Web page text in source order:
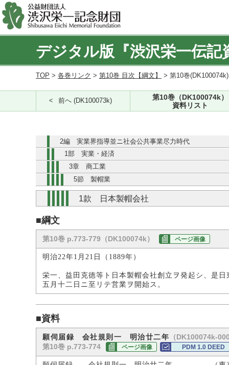
デジタル版『渋沢栄一伝記
TOP > 各巻リンク > 第10巻 目次【綱文】 > 第10巻
前へ (DK100073k)
第10巻（DK100074k）
資料リスト
2編 実業界指導並ニ社会公共事業尽力時代
1部 実業・経済
3章 商工業
5節 製帽業
1款 日本製帽会社
■綱文
第10巻 p.773-779（DK100074k） ページ画像
明治22年1月21日（1889年）
栄一、益田克徳等ト日本製帽会社創立ヲ発起シ、是
五月十二日ニ至リテ営業ヲ開始ス。
■資料
願伺届録 会社規則一 明治廿二年 （DK100074k-
第10巻 p.773-774
ページ画像 PDM 1.0 DEED